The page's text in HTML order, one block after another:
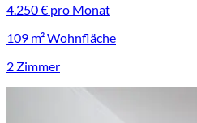
4.250 € pro Monat
109 m² Wohnfläche
2 Zimmer